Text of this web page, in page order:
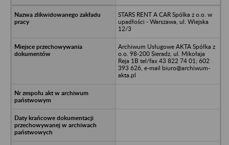
STARS RENT A CAR Spólka z o.o. w
upadłości - Warszawa, ul. Wiejska
12/3
Archiwum Usługowe AKTA Spółka z
o.o. 98-200 Sieradz, ul. Mikołaja
Reja 1B tel/fax 43 822 74 01; 602
393 626, e-mail biuro@archiwum-
akta.pl